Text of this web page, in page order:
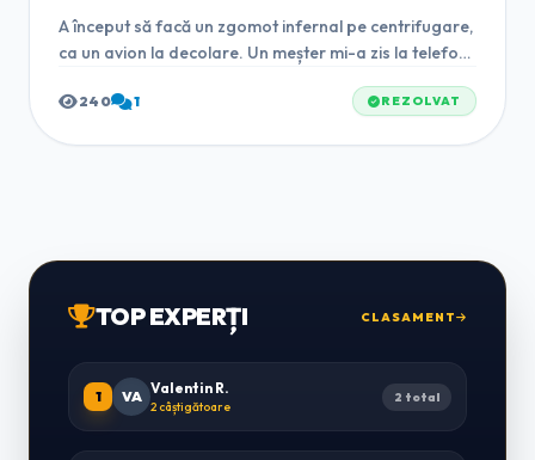
A început să facă un zgomot infernal pe centrifugare,
ca un avion la decolare. Un meșter mi-a zis la telefon
cam 5 ani. Se m...
240 1 REZOLVAT
TOP EXPERȚI CLASAMENT
1 VA Valentin R.
2 câștigătoare
2 total